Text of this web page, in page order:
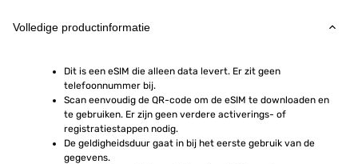
Volledige productinformatie
Dit is een eSIM die alleen data levert. Er zit geen
telefoonnummer bij.
Scan eenvoudig de QR-code om de eSIM te downloaden en
te gebruiken. Er zijn geen verdere activerings- of
registratiestappen nodig.
De geldigheidsduur gaat in bij het eerste gebruik van de
gegevens.